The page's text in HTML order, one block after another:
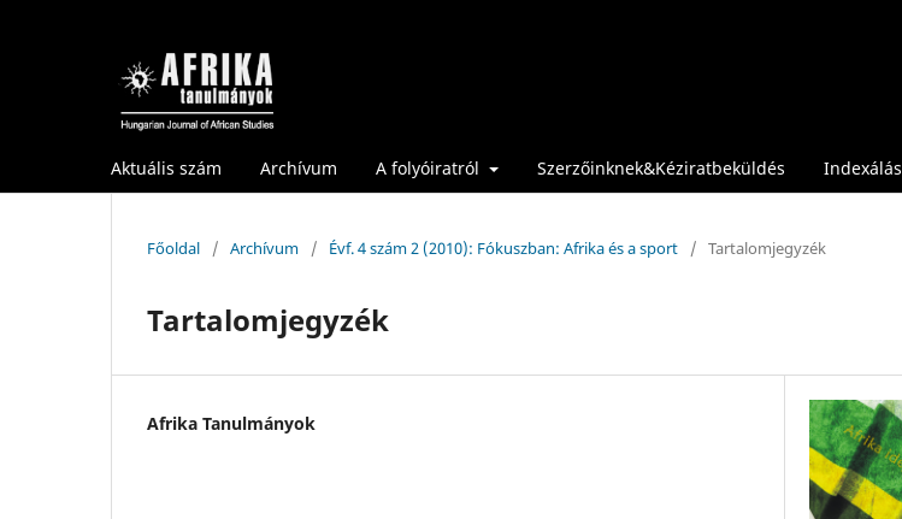
Aktuális szám Archívum A folyóiratról Szerzőinknek&Kéziratbeküldés Indexálás
Főoldal / Archívum / Évf. 4 szám 2 (2010): Fókuszban: Afrika és a sport / Tartalomjegyzék
Tartalomjegyzék
Afrika Tanulmányok